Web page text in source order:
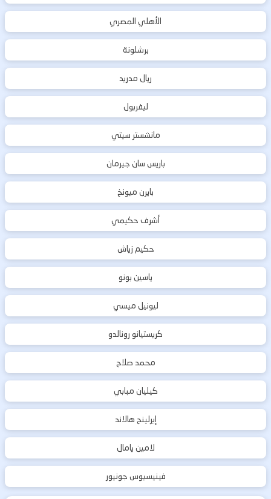
الأهلي المصري
برشلونة
ريال مدريد
ليفربول
مانشستر سيتي
باريس سان جيرمان
بايرن ميونخ
أشرف حكيمي
حكيم زياش
ياسين بونو
ليونيل ميسي
كريستيانو رونالدو
محمد صلاح
كيليان مبابي
إيرلينج هالاند
لامين يامال
فينيسيوس جونيور